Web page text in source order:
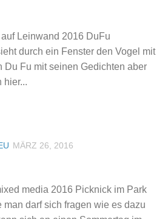
Leinwand 2016 DuFu
durch ein Fenster den Vogel mit
Du Fu mit seinen Gedichten aber
hier...
MÄRZ 26, 2016
media 2016 Picknick im Park
man darf sich fragen wie es dazu